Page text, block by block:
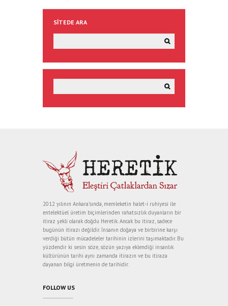
SITEDE ARA
2012 yılının Ankara’sında, memleketin halet-i ruhiyesi ile
entelektüel üretim biçimlerinden rahatsızlık duyanların bir
itiraz şekli olarak doğdu Heretik. Ancak bu itiraz, sadece
bugünün itirazı değildir. İnsanın doğaya ve birbirine karşı
verdiği bütün mücadeleler tarihinin izlerini taşımaktadır. Bu
yüzdendir ki sesin söze, sözün yazıya eklendiği insanlık
kültürünün tarihi aynı zamanda itirazın ve bu itiraza
dayanan bilgi üretmenin de tarihidir.
FOLLOW US